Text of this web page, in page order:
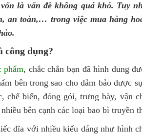
là vấn đề không quá khó. Tuy
an toàn,… trong việc mua hàng
công dụng?
phẩm, chắc chắn bạn đã hình dung
bên trong sao cho đảm bảo được
chế biến, đóng gói, trưng bày, vận
bên cạnh các loại bao bì truyền
đĩa với nhiều kiểu dáng như hình